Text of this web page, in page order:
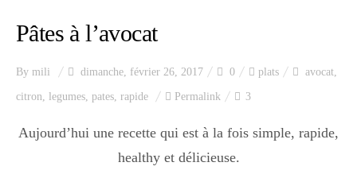
Catégories
Apéro
Entrée
Pâtes à l’avocat
By mili dimanche, février 26, 2017 0 plats avocat,
citron, legumes, pates, rapide Permalink 3
Aujourd’hui une recette qui est à la fois simple, rapide,
healthy et délicieuse.